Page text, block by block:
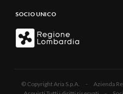
SOCIO UNICO
© Copyright Aria S.p.A. - Azienda